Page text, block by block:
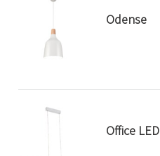
Odense
Office LED